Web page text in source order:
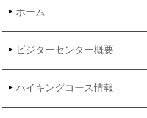
ホーム
ビジターセンター概要
ハイキングコース情報